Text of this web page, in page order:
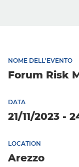
NOME DELL'EVENTO
Forum Risk
DATA
21/11/2023 -
LOCATION
Arezzo